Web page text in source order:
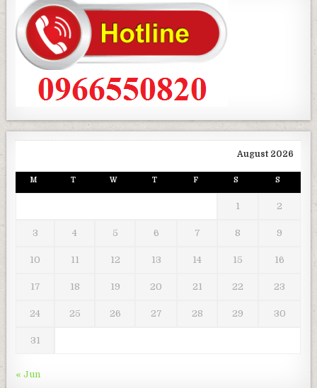
August 2026
M T W T F S S
1 2
3 4 5 6 7 8 9
10 11 12 13 14 15 16
17 18 19 20 21 22 23
24 25 26 27 28 29 30
31
« Jun